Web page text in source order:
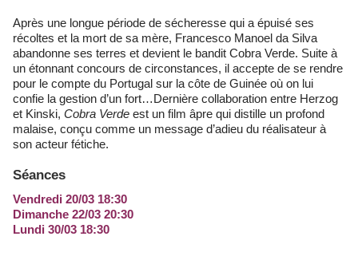
Après une longue période de sécheresse qui a épuisé ses
récoltes et la mort de sa mère, Francesco Manoel da Silva
abandonne ses terres et devient le bandit Cobra Verde. Suite à
un étonnant concours de circonstances, il accepte de se rendre
pour le compte du Portugal sur la côte de Guinée où on lui
confie la gestion d’un fort…Dernière collaboration entre Herzog
et Kinski, Cobra Verde est un film âpre qui distille un profond
malaise, conçu comme un message d’adieu du réalisateur à
son acteur fétiche.
Séances
Vendredi 20/03 18:30
Dimanche 22/03 20:30
Lundi 30/03 18:30